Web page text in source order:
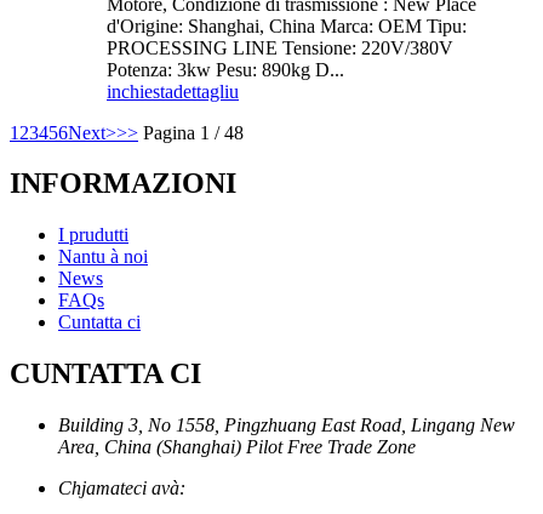
d'Origine: Shanghai, China Marca: OEM Tipu:
PROCESSING LINE Tensione: 220V/380V
Potenza: 3kw Pesu: 890kg D...
inchiestadettagliu
1 23456Next>>> Pagina 1 / 48
INFORMAZIONI
I prudutti
Nantu à noi
News
FAQs
Cuntatta ci
CUNTATTA CI
Building 3, No 1558, Pingzhuang East Road, Lingang New
Area, China (Shanghai) Pilot Free Trade Zone
Chjamateci avà: